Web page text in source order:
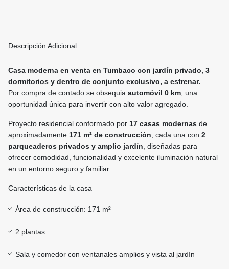
Descripción Adicional :
Casa moderna en venta en Tumbaco con jardín privado, 3
dormitorios y dentro de conjunto exclusivo, a estrenar.
Por compra de contado se obsequia automóvil 0 km , una
oportunidad única para invertir con alto valor agregado.
Proyecto residencial conformado por 17 casas modernas de
aproximadamente 171 m² de construcción , cada una con 2
parqueaderos privados y amplio jardín , diseñadas para
ofrecer comodidad, funcionalidad y excelente iluminación natural
en un entorno seguro y familiar.
Características de la casa
Área de construcción: 171 m²
2 plantas
Sala y comedor con ventanales amplios y vista al jardín